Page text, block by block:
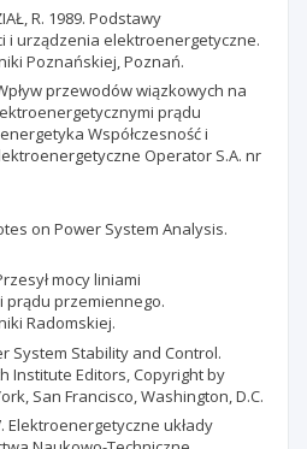
R. 1989. Podstawy
i urządzenia elektroenergetyczne.
Poznańskiej, Poznań.
Wpływ przewodów wiązkowych na
prądu
Współczesność i
Operator S.A. nr
on Power System Analysis.
mocy liniami
przemiennego.
Radomskiej.
System Stability and Control.
Institute Editors, Copyright by
San Francisco, Washington, D.C.
Elektroenergetyczne układy